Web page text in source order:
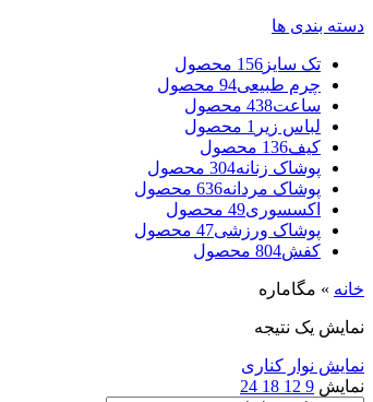
دسته بندی ها
تک سایز 156 محصول
چرم طبیعی94 محصول
ساعت438 محصول
لباس زیر 1 محصول
کیف136 محصول
پوشاک زنانه304 محصول
پوشاک مردانه636 محصول
اکسسوری49 محصول
پوشاک ورزشی47 محصول
کفش804 محصول
خانه » مگاماره
نمایش یک نتیجه
نمایش نوار کناری
نمایش 9
12
18
24